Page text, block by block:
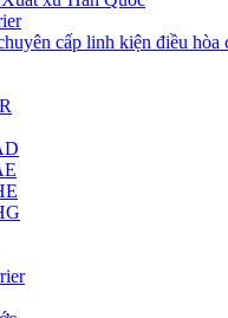
cấp linh kiện điều hòa